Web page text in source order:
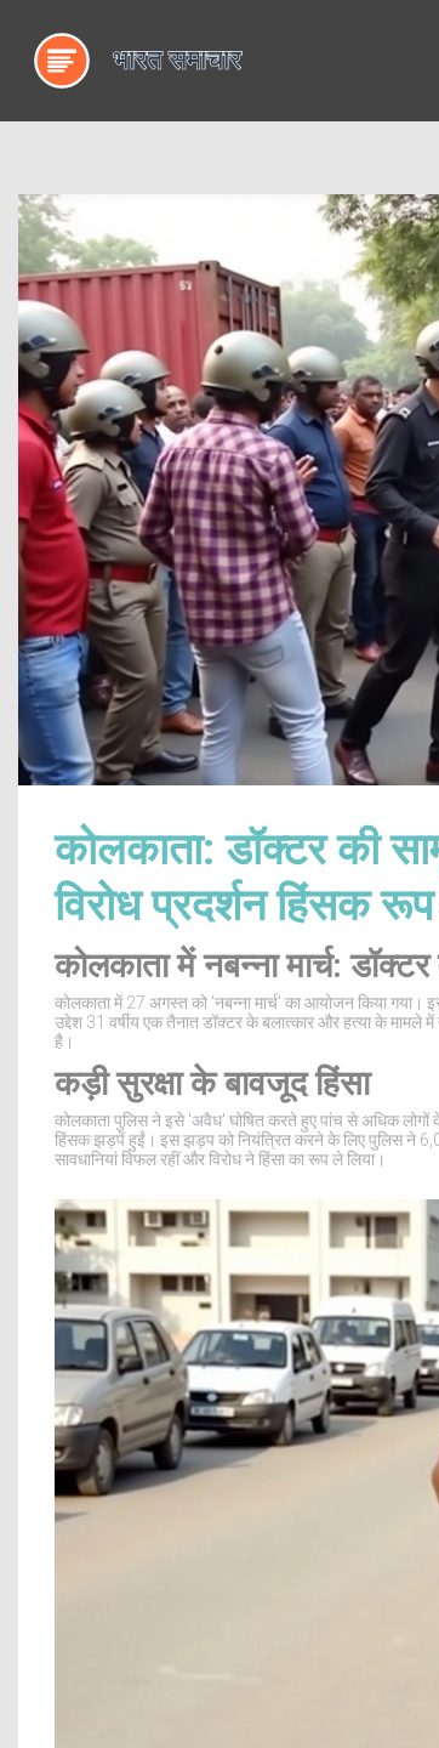
कोलकाता: डॉक्टर की
विरोध प्रदर्शन हिंसक
कोलकाता में नबन्ना मार्च:
कोलकाता में 27 अगस्त को 'नबन्ना मार्च' का आयोजन किया गया।
उद्देश 31 वर्षीय एक तैनात डॉक्टर के बलात्कार और हत्या के मामले
है।
कड़ी सुरक्षा के बावजूद हिंसा
कोलकाता पुलिस ने इसे 'अवैध' घोषित करते हुए पांच से अधिक लोगों के
हिंसक झड़पें हुईं। इस झड़प को नियंत्रित करने के लिए पुलिस ने
सावधानियां विफल रहीं और विरोध ने हिंसा का रूप ले लिया।